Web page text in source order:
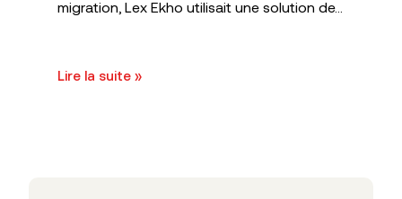
migration, Lex Ekho utilisait une solution de...
Lire la suite »